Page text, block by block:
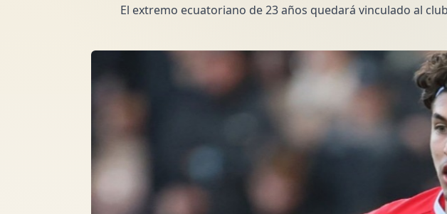
El extremo ecuatoriano de 23 años quedará vinculado al